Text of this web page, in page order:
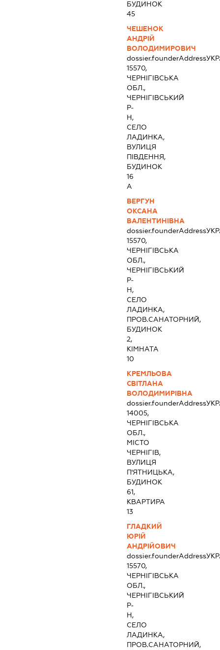
БУДИНОК
45
ЧЕШЕНОК
АНДРІЙ
ВОЛОДИМИРОВИЧ
dossier.founderAddress
15570,
ЧЕРНІГІВСЬКА
ОБЛ.,
ЧЕРНІГІВСЬКИЙ
Р-
Н,
СЕЛО
ЛАДИНКА,
ВУЛИЦЯ
ПІВДЕННЯ,
БУДИНОК
16
А
ВЕРГУН
ОКСАНА
ВАЛЕНТИНІВНА
dossier.founderAddress
15570,
ЧЕРНІГІВСЬКА
ОБЛ.,
ЧЕРНІГІВСЬКИЙ
Р-
Н,
СЕЛО
ЛАДИНКА,
ПРОВ.САНАТОРНИЙ,
БУДИНОК
2,
КІМНАТА
10
КРЕМЛЬОВА
СВІТЛАНА
ВОЛОДИМИРІВНА
dossier.founderAddress
14005,
ЧЕРНІГІВСЬКА
ОБЛ.,
МІСТО
ЧЕРНІГІВ,
ВУЛИЦЯ
П'ЯТНИЦЬКА,
БУДИНОК
61,
КВАРТИРА
13
ГЛАДКИЙ
ЮРІЙ
АНДРІЙОВИЧ
dossier.founderAddress
15570,
ЧЕРНІГІВСЬКА
ОБЛ.,
ЧЕРНІГІВСЬКИЙ
Р-
Н,
СЕЛО
ЛАДИНКА,
ПРОВ.САНАТОРНИЙ,